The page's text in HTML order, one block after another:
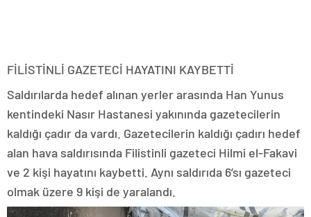
FİLİSTİNLİ GAZETECİ HAYATINI KAYBETTİ
Saldırılarda hedef alınan yerler arasında Han Yunus
kentindeki Nasır Hastanesi yakınında gazetecilerin
kaldığı çadır da vardı. Gazetecilerin kaldığı çadırı hedef
alan hava saldırısında Filistinli gazeteci Hilmi el-Fakavi
ve 2 kişi hayatını kaybetti. Aynı saldırıda 6’sı gazeteci
olmak üzere 9 kişi de yaralandı.